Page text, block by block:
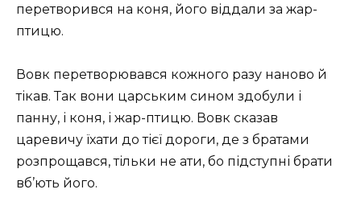
перетворився на коня, його віддали за жар-
птицю.
Вовк перетворювався кожного разу наново й
тікав. Так вони царським сином здобули і
панну, і коня, і жар-птицю. Вовк сказав
царевичу їхати до тієї дороги, де з братами
розпрощався, тільки не ати, бо підступні брати
вб’ють його.